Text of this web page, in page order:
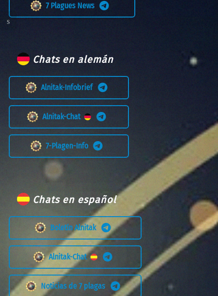
7 Plagues News
Chats en alemán
Alnitak-Infobrief
Alnitak-Chat
7-Plagen-Info
Chats en español
Boletín Alnitak
Alnitak-Chat
Noticias de 7 plagas